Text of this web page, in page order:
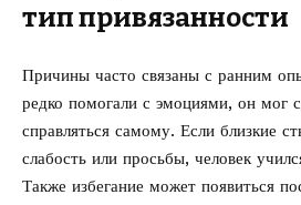
тип привязанности
Причины часто связаны с ранним
редко помогали с эмоциями, он мог
справляться самому. Если близкие
слабость или просьбы, человек
Также избегание может появиться